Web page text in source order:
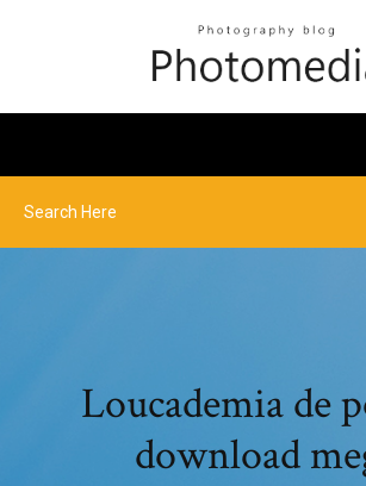
Loucademia de
download